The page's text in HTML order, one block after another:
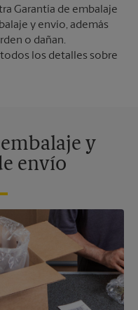
Garantía de embalaje
y envío, además
o dañan.
los detalles sobre
y
envío